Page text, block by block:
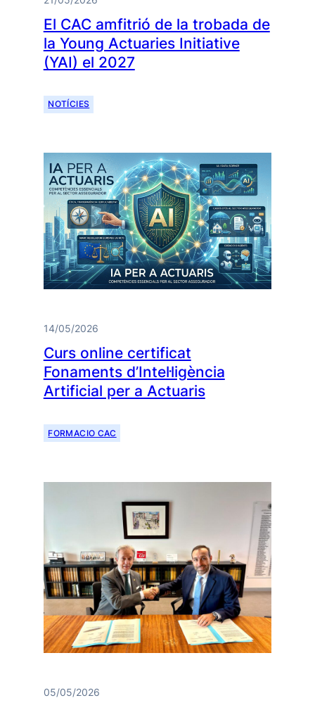
El CAC amfitrió de la trobada de
la Young Actuaries Initiative
(YAI) el 2027
NOTÍCIES
14/05/2026
Curs online certificat
Fonaments d’Intel·ligència
Artificial per a Actuaris
FORMACIO CAC
05/05/2026